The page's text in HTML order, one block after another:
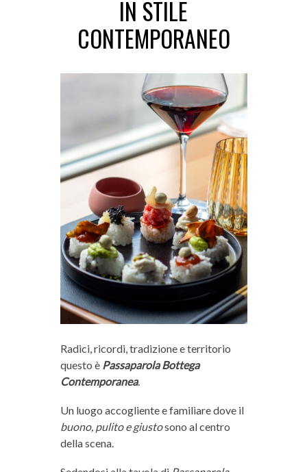
IN STILE
CONTEMPORANEO
Radici, ricordi, tradizione e territorio
questo è Passaparola Bottega
Contemporanea.
Un luogo accogliente e familiare dove il
buono, pulito e giustosono al centro
della scena.